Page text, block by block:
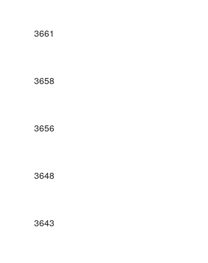
3661
3658
3656
3648
3643